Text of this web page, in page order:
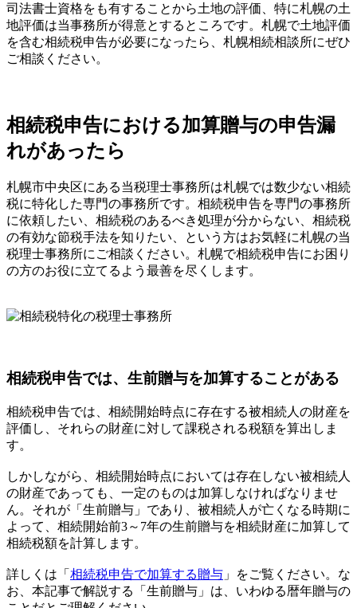
司法書士資格をも有することから土地の評価、特に札幌の土
地評価は当事務所が得意とするところです。札幌で土地評価
を含む相続税申告が必要になったら、札幌相続相談所にぜひ
ご相談ください。
相続税申告における加算贈与の申告漏
れがあったら
札幌市中央区にある当税理士事務所は札幌では数少ない相続
税に特化した専門の事務所です。相続税申告を専門の事務所
に依頼したい、相続税のあるべき処理が分からない、相続税
の有効な節税手法を知りたい、という方はお気軽に札幌の当
税理士事務所にご相談ください。札幌で相続税申告にお困り
の方のお役に立てるよう最善を尽くします。
相続税申告では、生前贈与を加算することがある
相続税申告では、相続開始時点に存在する被相続人の財産を
評価し、それらの財産に対して課税される税額を算出しま
す。
しかしながら、相続開始時点においては存在しない被相続人
の財産であっても、一定のものは加算しなければなりませ
ん。それが「生前贈与」であり、被相続人が亡くなる時期に
よって、相続開始前3～7年の生前贈与を相続財産に加算して
相続税額を計算します。
詳しくは「 相続税申告で加算する贈与 」をご覧ください。な
お、本記事で解説する「生前贈与」は、いわゆる暦年贈与の